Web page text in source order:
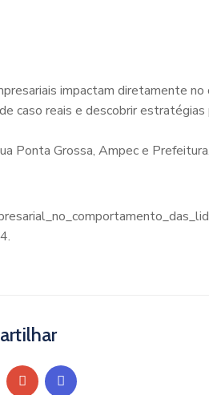
impactam diretamente
caso reais e descobrir
Ponta Grossa, Ampec e Prefeitura.